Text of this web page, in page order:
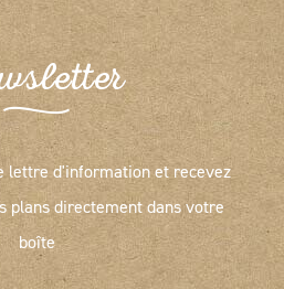
lettre d'information et recevez
plans directement dans votre
boîte